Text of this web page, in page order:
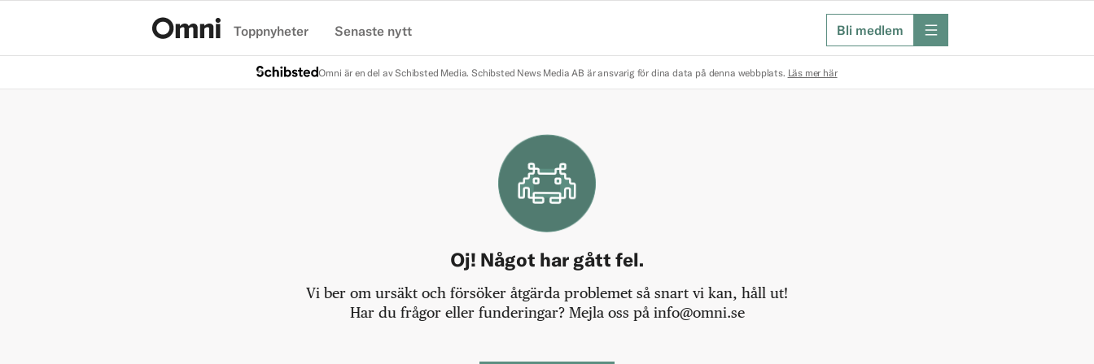
Toppnyheter Senaste nytt Bli medlem meny
Omni är en del av Schibsted Media. Schibsted News Media AB är ansvarig för dina data på denna webbplats. Läs mer här
Oj! Något har gått fel.
Vi ber om ursäkt och försöker åtgärda problemet så snart vi kan, håll ut!
Har du frågor eller funderingar? Mejla oss på info@omni.se